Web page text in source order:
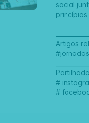
social
Artigos
#
#